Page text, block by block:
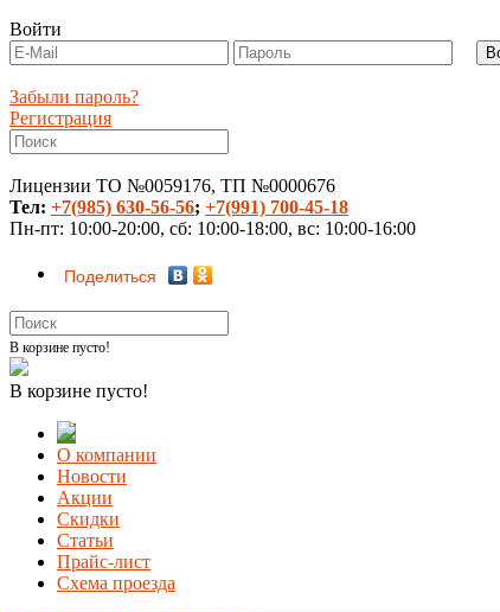
Войти
Забыли пароль?
Регистрация
Лицензии ТО №0059176, ТП №0000676
Тел: +7(985) 630-56-56; +7(991) 700-45-18
Пн-пт: 10:00-20:00, сб: 10:00-18:00, вс: 10:00-16:00
Поделиться
В корзине пусто!
В корзине пусто!
О компании
Новости
Акции
Скидки
Статьи
Прайс-лист
Схема проезда